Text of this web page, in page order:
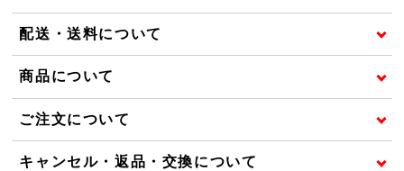
配送・送料について
商品について
ご注文について
キャンセル・返品・交換について